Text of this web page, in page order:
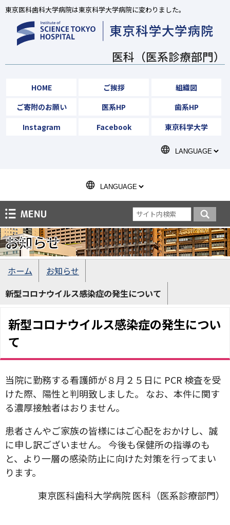
東京医科歯科大学病院は東京科学大学病院に変わりました。
医科（医系診療部門）
HOME ご挨拶
組織図
ご寄附のお願い
医系HP
歯系HP
Instagram
Facebook 東京科学大学
お知らせ
ホーム
お知らせ
新型コロナウイルス感染症の発生について
新型コロナウイルス感染症の発生につい
て
当院に勤務する看護師が８月２５日に PCR 検査を受
けた際、陽性と判明致しました。 なお、本件に関す
る濃厚接触者はおりません。
患者さんやご家族の皆様にはご心配をおかけし、誠
に申し訳ございません。 今後も保健所の指導のも
と、より一層の感染防止に向けた対策を行ってまい
ります。
東京医科歯科大学病院 医科（医系診療部門）